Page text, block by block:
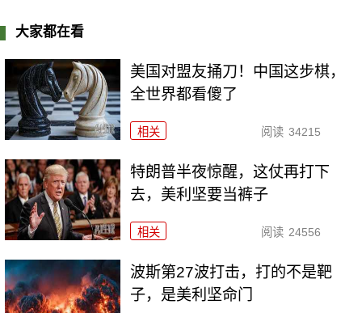
大家都在看
美国对盟友捅刀！中国这步棋，
全世界都看傻了
相关 阅读 34215
特朗普半夜惊醒，这仗再打下
去，美利坚要当裤子
相关 阅读 24556
波斯第27波打击，打的不是靶
子，是美利坚命门